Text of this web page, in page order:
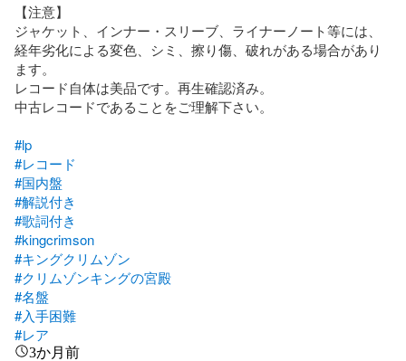
【注意】
ジャケット、インナー・スリーブ、ライナーノート等には、
経年劣化による変色、シミ、擦り傷、破れがある場合があり
ます。
レコード自体は美品です。再生確認済み。
中古レコードであることをご理解下さい。
#lp
#レコード
#国内盤
#解説付き
#歌詞付き
#kingcrimson
#キングクリムゾン
#クリムゾンキングの宮殿
#名盤
#入手困難
#レア
3か月前